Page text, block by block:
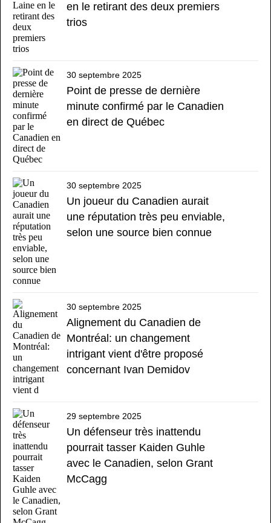
en le retirant des deux premiers
trios
30 septembre 2025
Point de presse de dernière
minute confirmé par le Canadien
en direct de Québec
30 septembre 2025
Un joueur du Canadien aurait
une réputation très peu enviable,
selon une source bien connue
30 septembre 2025
Alignement du Canadien de
Montréal: un changement
intrigant vient d'être proposé
concernant Ivan Demidov
29 septembre 2025
Un défenseur très inattendu
pourrait tasser Kaiden Guhle
avec le Canadien, selon Grant
McCagg